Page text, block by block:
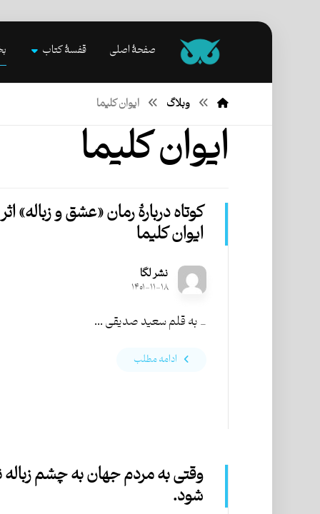
صفحۀ اصلی قفسۀ کتاب
وبلاگ ایوان کلیما
ایوان کلیما
کوتاه دربارۀ رمان «عشق و زباله» اثر
ایوان کلیما
نشر لگا
۱۴۰۱-۱۱-۱۸
_ به قلم سعید صدیقی ...
ادامه مطلب
وقتی به مردم جهان به چشم زباله
شود.